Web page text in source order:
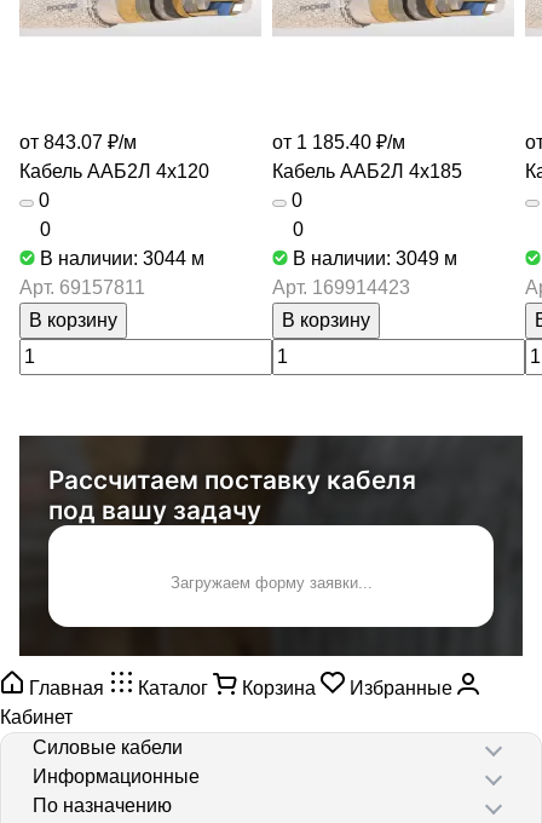
от 843.07 ₽/м
Кабель ААБ2Л 4х120
0
0
В наличии: 3044 м
Арт. 69157811
В корзину
от 1 185.40 ₽/м
Кабель ААБ2Л 4х185
0
0
В наличии: 3049 м
Арт. 169914423
В корзину
Рассчитаем поставку кабеля
под вашу задачу
Загружаем форму заявки...
Главная Каталог Корзина
Избранные
Кабинет
Силовые кабели
Информационные
По назначению